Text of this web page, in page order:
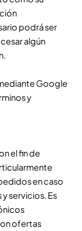
podrá ser
algún
Google
y
el fin de
en caso
servicios. Es
ofertas